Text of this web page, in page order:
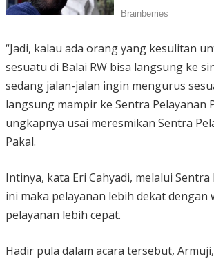
“Jadi, kalau ada orang yang kesulitan
sesuatu di Balai RW bisa langsung ke
sedang jalan-jalan ingin mengurus
langsung mampir ke Sentra Pelayanan
ungkapnya usai meresmikan Sentra
Pakal.
Intinya, kata Eri Cahyadi, melalui
ini maka pelayanan lebih dekat dengan
pelayanan lebih cepat.
Hadir pula dalam acara tersebut,